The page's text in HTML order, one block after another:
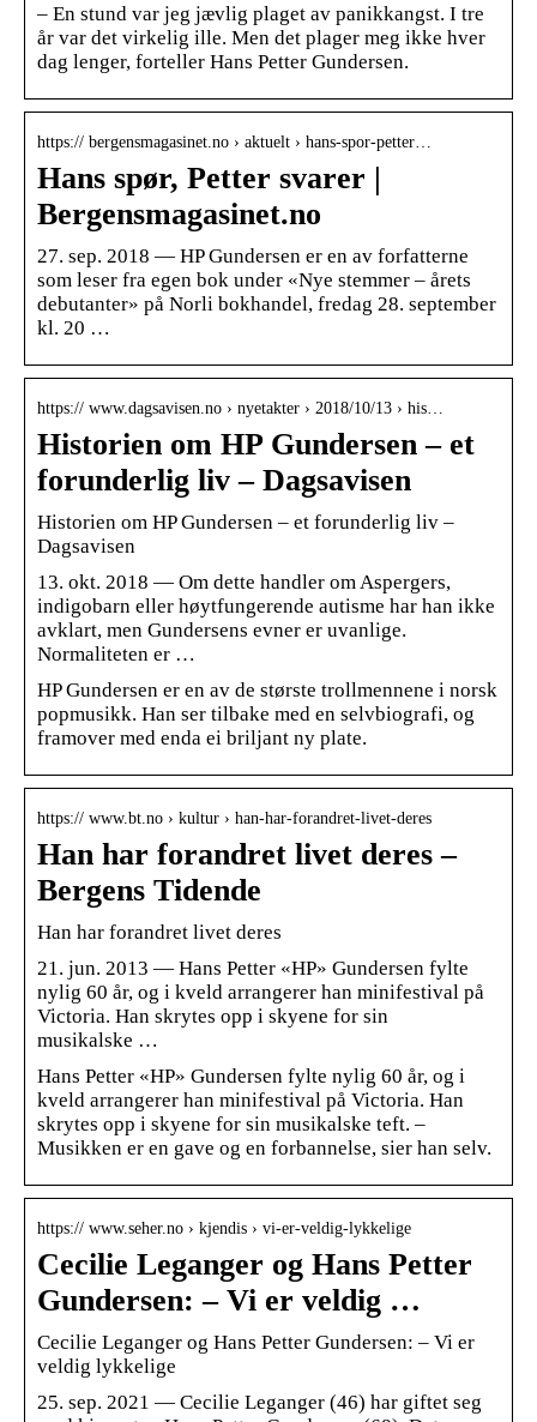
– En stund var jeg jævlig plaget av panikkangst. I tre
år var det virkelig ille. Men det plager meg ikke hver
dag lenger, forteller Hans Petter Gundersen.
https:// bergensmagasinet.no › aktuelt › hans-spor-petter…
Hans spør, Petter svarer |
Bergensmagasinet.no
27. sep. 2018 — HP Gundersen er en av forfatterne
som leser fra egen bok under «Nye stemmer – årets
debutanter» på Norli bokhandel, fredag 28. september
kl. 20 …
https:// www.dagsavisen.no › nyetakter › 2018/10/13 › his…
Historien om HP Gundersen – et
forunderlig liv – Dagsavisen
Historien om HP Gundersen – et forunderlig liv –
Dagsavisen
13. okt. 2018 — Om dette handler om Aspergers,
indigobarn eller høytfungerende autisme har han ikke
avklart, men Gundersens evner er uvanlige.
Normaliteten er …
HP Gundersen er en av de største trollmennene i norsk
popmusikk. Han ser tilbake med en selvbiografi, og
framover med enda ei briljant ny plate.
https:// www.bt.no › kultur › han-har-forandret-livet-deres
Han har forandret livet deres –
Bergens Tidende
Han har forandret livet deres
21. jun. 2013 — Hans Petter «HP» Gundersen fylte
nylig 60 år, og i kveld arrangerer han minifestival på
Victoria. Han skrytes opp i skyene for sin
musikalske …
Hans Petter «HP» Gundersen fylte nylig 60 år, og i
kveld arrangerer han minifestival på Victoria. Han
skrytes opp i skyene for sin musikalske teft. –
Musikken er en gave og en forbannelse, sier han selv.
https:// www.seher.no › kjendis › vi-er-veldig-lykkelige
Cecilie Leganger og Hans Petter
Gundersen: – Vi er veldig …
Cecilie Leganger og Hans Petter Gundersen: – Vi er
veldig lykkelige
25. sep. 2021 — Cecilie Leganger (46) har giftet seg